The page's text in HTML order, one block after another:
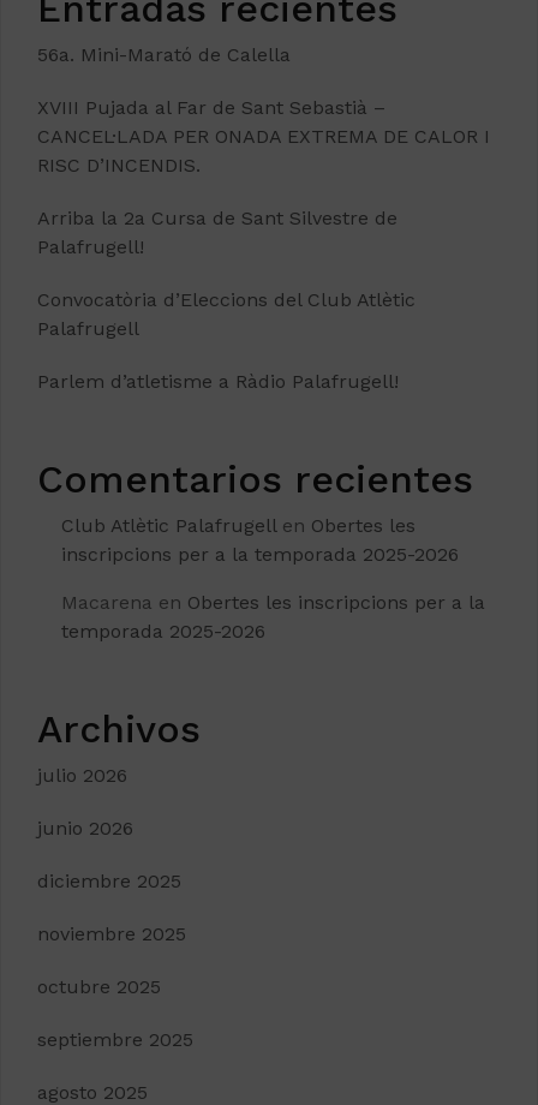
56a. Mini-Marató de Calella
XVIII Pujada al Far de Sant Sebastià –
CANCEL·LADA PER ONADA EXTREMA DE CALOR I
RISC D’INCENDIS.
Arriba la 2a Cursa de Sant Silvestre de
Palafrugell!
Convocatòria d’Eleccions del Club Atlètic
Palafrugell
Parlem d’atletisme a Ràdio Palafrugell!
Comentarios recientes
Club Atlètic Palafrugell en Obertes les
inscripcions per a la temporada 2025-2026
Macarena en Obertes les inscripcions per a la
temporada 2025-2026
Archivos
julio 2026
junio 2026
diciembre 2025
noviembre 2025
octubre 2025
septiembre 2025
agosto 2025